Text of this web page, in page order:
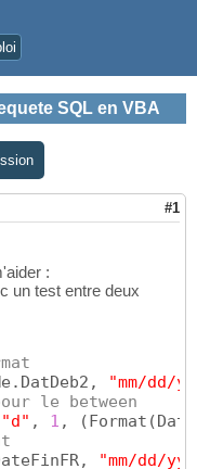
SQL en VBA
#1
:
un test entre deux
"mm/dd/
le between
"d" , 1 , ( Format (
"mm/dd/yy"